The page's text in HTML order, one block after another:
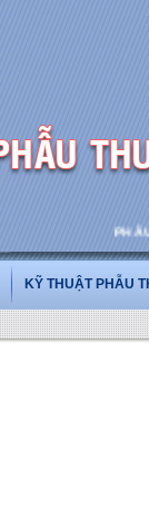
PHẪU
KỸ THUẬT PHẪU